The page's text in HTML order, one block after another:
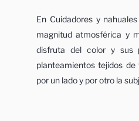
En Cuidadores y
magnitud atmosférica y
disfruta del color y sus
planteamientos tejidos
por un lado y por otro la